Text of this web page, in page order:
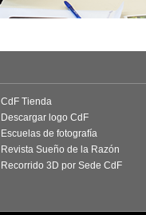
CdF Tienda
Descargar logo CdF
Escuelas de fotografía
Revista Sueño de la Razón
Recorrido 3D por Sede CdF